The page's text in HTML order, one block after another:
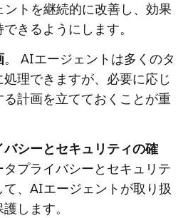
トを継続的に改善し、効果
きるようにします。
。 AIエージェントは多くのタ
理できますが、必要に応じ
計画を立てておくことが重
シーとセキュリティの確
プライバシーとセキュリテ
て、AIエージェントが取り扱
します。